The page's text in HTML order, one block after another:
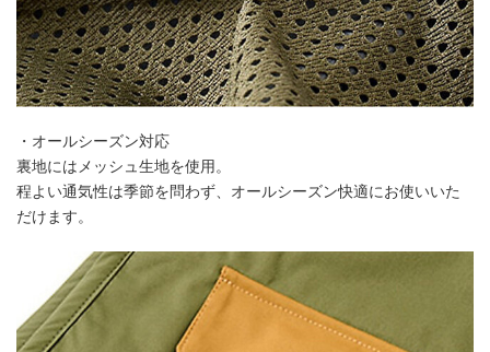
・オールシーズン対応
裏地にはメッシュ生地を使用。
程よい通気性は季節を問わず、オールシーズン快適にお使いいた
だけます。